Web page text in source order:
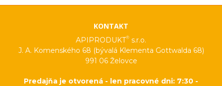
KONTAKT
APIPRODUKT® s.r.o.
J. A. Komenského 68 (bývalá Klementa Gottwalda 68)
991 06 Želovce
Predajňa je otvorená - len pracovné dni: 7:30 -